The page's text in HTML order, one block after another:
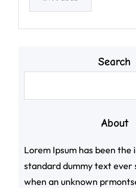
Search
About
Lorem Ipsum has been the
standard dummy text ever
when an unknown